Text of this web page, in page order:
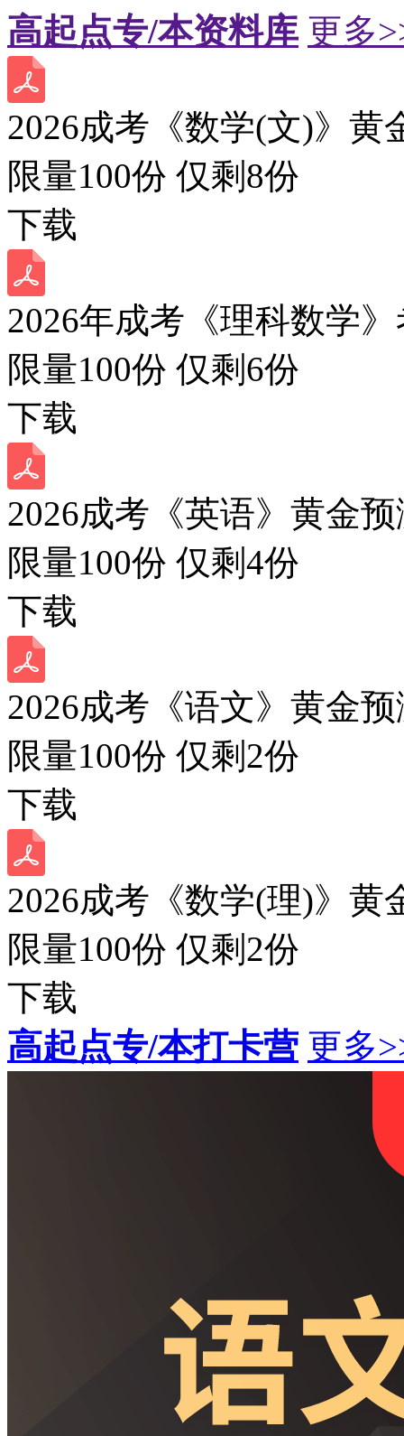
高起点专/本资料库 更多
2026成考《数学(文)》黄
限量100份 仅剩 8份
下载
2026年成考《理科数学
限量100份 仅剩 6份
下载
2026成考《英语》黄金
限量100份 仅剩4份
下载
2026成考《语文》黄金
限量100份 仅剩 2份
下载
2026成考《数学(理)》黄
限量100份 仅剩 2份
下载
高起点专/本打卡营 更多